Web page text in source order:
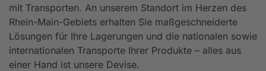
mit Transporten. An unserem Standort im Herzen des
Rhein-Main-Gebiets erhalten Sie maßgeschneiderte
Lösungen für Ihre Lagerungen und die nationalen sowie
internationalen Transporte Ihrer Produkte – alles aus
einer Hand ist unsere Devise.